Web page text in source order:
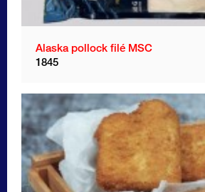
Alaska pollock filé MSC
1845